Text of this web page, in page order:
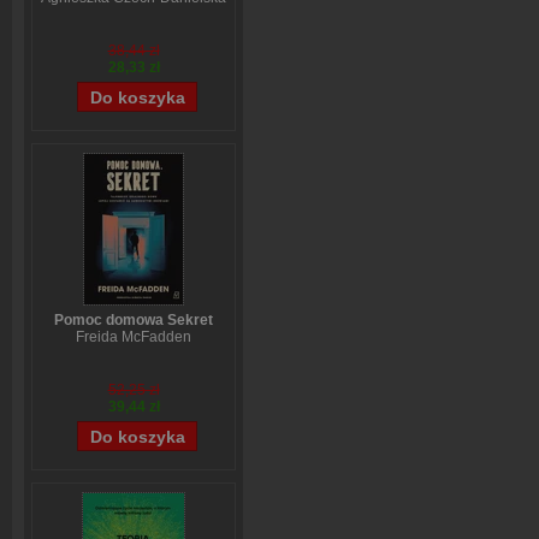
38,44 zł
28,33 zł
Pomoc domowa Sekret
Freida McFadden
52,25 zł
39,44 zł